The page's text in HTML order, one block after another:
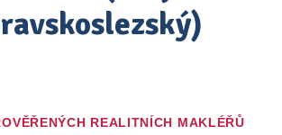
REALITNÍCH MAKLÉŘŮ